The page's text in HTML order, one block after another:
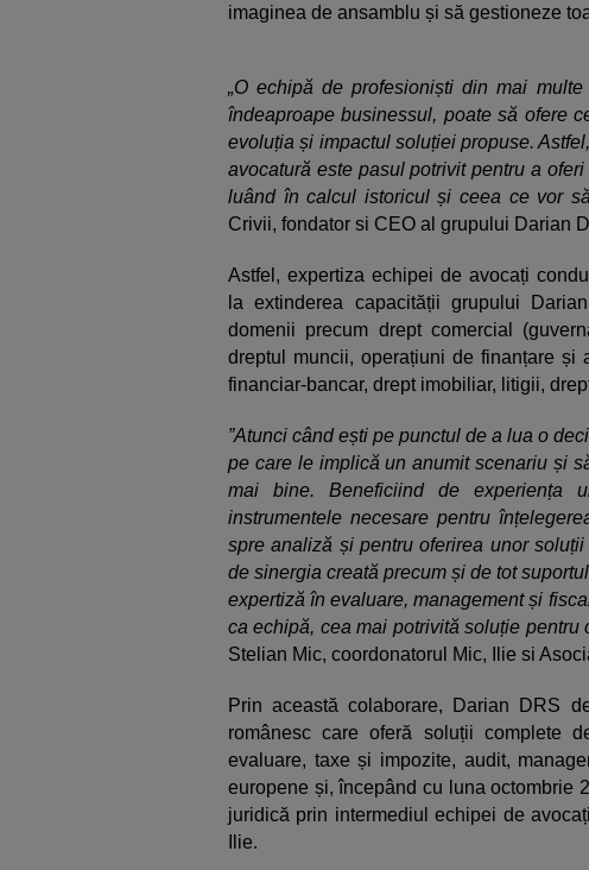
imaginea de ansamblu și să gestioneze
„O echipă de profesioniști din mai
îndeaproape businessul, poate să ofere
evoluția și impactul soluției propuse.
avocatură este pasul potrivit pentru a
luând în calcul istoricul și ceea ce vor
Crivii, fondator si CEO al grupului Darian
Astfel, expertiza echipei de avocați
la extinderea capacității grupului
domenii precum drept comercial
dreptul muncii, operațiuni de finanțare și
financiar-bancar, drept imobiliar, litigii,
”Atunci când ești pe punctul de a lua o
pe care le implică un anumit scenariu și
mai bine. Beneficiind de experiența
instrumentele necesare pentru
spre analiză și pentru oferirea unor
de sinergia creată precum și de tot
expertiză în evaluare, management și
ca echipă, cea mai potrivită soluție pentru
Stelian Mic, coordonatorul Mic, Ilie si
Prin această colaborare, Darian DRS
românesc care oferă soluții complete
evaluare, taxe și impozite, audit,
europene și, începând cu luna octombrie
juridică prin intermediul echipei de
Ilie.